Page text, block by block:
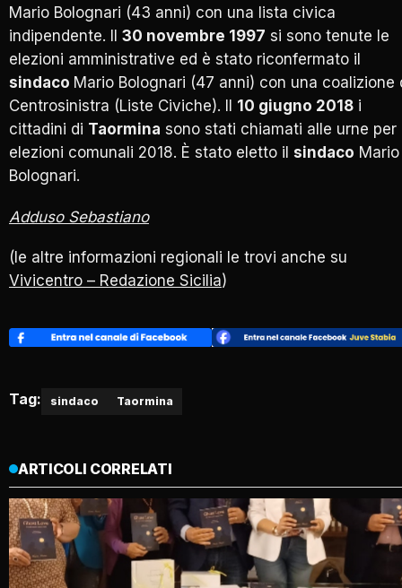
Mario Bolognari (43 anni) con una lista civica
indipendente. Il 30 novembre 1997 si sono tenute le
elezioni amministrative ed è stato riconfermato il
sindaco Mario Bolognari (47 anni) con una coalizione
Centrosinistra (Liste Civiche). Il 10 giugno 2018 i
cittadini di Taormina sono stati chiamati alle urne per
elezioni comunali 2018. È stato eletto il sindaco Mario
Bolognari.
Adduso Sebastiano
(le altre informazioni regionali le trovi anche su
Vivicentro – Redazione Sicilia)
Tag: sindaco Taormina
ARTICOLI CORRELATI